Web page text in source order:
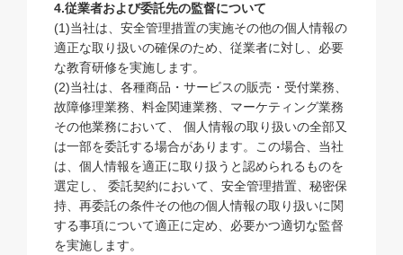
4.従業者および委託先の監督について
(1)当社は、安全管理措置の実施その他の個人情報の
適正な取り扱いの確保のため、従業者に対し、必要
な教育研修を実施します。
(2)当社は、各種商品・サービスの販売・受付業務、
故障修理業務、料金関連業務、マーケティング業務
その他業務において、 個人情報の取り扱いの全部又
は一部を委託する場合があります。この場合、当社
は、個人情報を適正に取り扱うと認められるものを
選定し、 委託契約において、安全管理措置、秘密保
持、再委託の条件その他の個人情報の取り扱いに関
する事項について適正に定め、必要かつ適切な監督
を実施します。